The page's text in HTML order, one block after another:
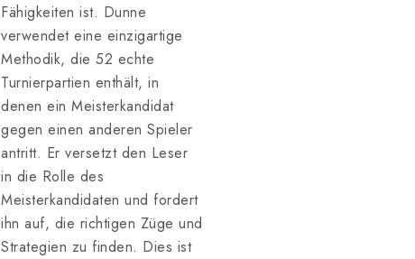
Fähigkeiten ist. Dunne
verwendet eine einzigartige
Methodik, die 52 echte
Turnierpartien enthält, in
denen ein Meisterkandidat
gegen einen anderen Spieler
antritt. Er versetzt den Leser
in die Rolle des
Meisterkandidaten und fordert
ihn auf, die richtigen Züge und
Strategien zu finden. Dies ist